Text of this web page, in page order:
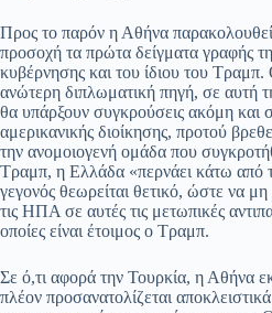
Προς το παρόν η Αθήνα παρακολουθεί
προσοχή τα πρώτα δείγματα γραφής
κυβέρνησης και του ίδιου του
ανώτερη διπλωματική πηγή, σε αυτή
θα υπάρξουν συγκρούσεις ακόμη και
αμερικανικής διοίκησης, προτού
την ανομοιογενή ομάδα που
Τραμπ, η Ελλάδα «περνάει κάτω από
γεγονός θεωρείται θετικό, ώστε να
τις ΗΠΑ σε αυτές τις μετωπικές
οποίες είναι έτοιμος ο Τραμπ.
Σε ό,τι αφορά την Τουρκία, η Αθήνα
πλέον προσανατολίζεται